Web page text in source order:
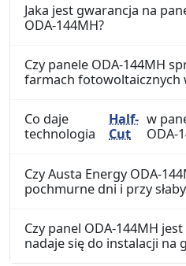
Jaka jest gwarancja na
ODA-144MH?
Czy panele ODA-144MH
farmach fotowoltaicznych
Co daje
technologia
Half-
Cut
w
ODA-
Czy Austa Energy ODA-
pochmurne dni i przy
Czy panel ODA-144MH
nadaje się do instalacji na